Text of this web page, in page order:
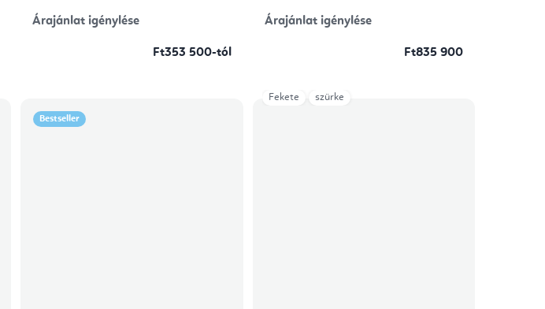
Árajánlat igénylése
Ft353 500-tól
Árajánlat igénylése
Ft835 900
Bestseller
Fekete szürke